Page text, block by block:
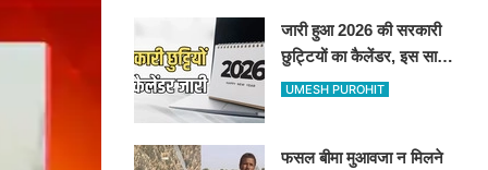
जारी हुआ 2026 की सरकारी
छुट्टियों का कैलेंडर, इस साल
कई बार मिलेगा लगातार
UMESH PUROHIT
फसल बीमा मुआवजा न मिलने